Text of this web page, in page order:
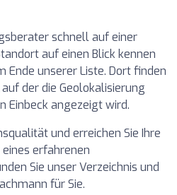
schnell auf einer
auf einen Blick kennen
Ende unserer Liste. Dort finden
der die Geolokalisierung
Einbeck angezeigt wird.
und erreichen Sie Ihre
erfahrenen
Sie unser Verzeichnis und
für Sie.